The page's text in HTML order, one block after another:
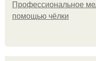
Профессиональное
помощью чёлки